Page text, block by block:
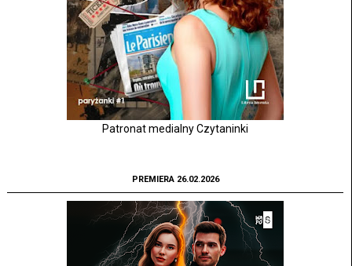
Patronat medialny Czytaninki
PREMIERA 26.02.2026